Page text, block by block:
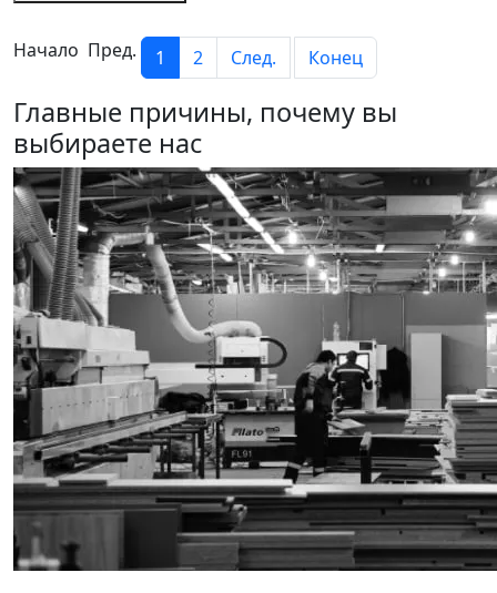
Начало Пред. 1 2 След. Конец
Главные причины, почему вы
выбираете нас